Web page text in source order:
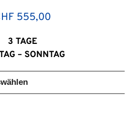
555,00
3 TAGE
– SONNTAG